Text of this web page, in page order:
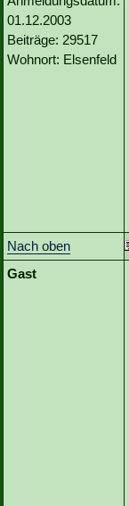
01.12.2003
Beiträge: 29517
Wohnort: Elsenfeld
Nach oben
Gast